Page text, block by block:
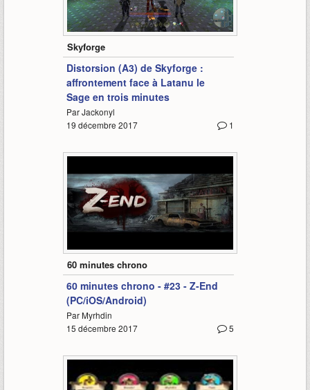
3:20
Skyforge
Distorsion (A3) de Skyforge :
affrontement face à Latanu le
Sage en trois minutes
Par Jackonyl
1
19 décembre 2017
60 minutes chrono
60 minutes chrono - #23 - Z-End
(PC/iOS/Android)
Par Myrhdin
5
15 décembre 2017